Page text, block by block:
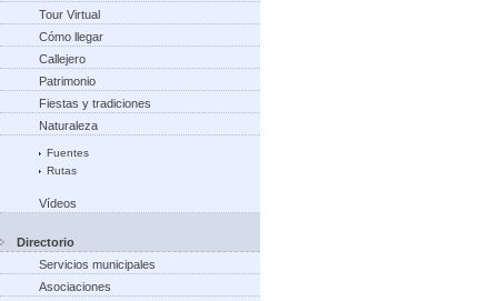
Tour Virtual
Cómo llegar
Callejero
Patrimonio
Fiestas y tradiciones
Naturaleza
Fuentes
Rutas
Vídeos
Directorio
Servicios municipales
Asociaciones